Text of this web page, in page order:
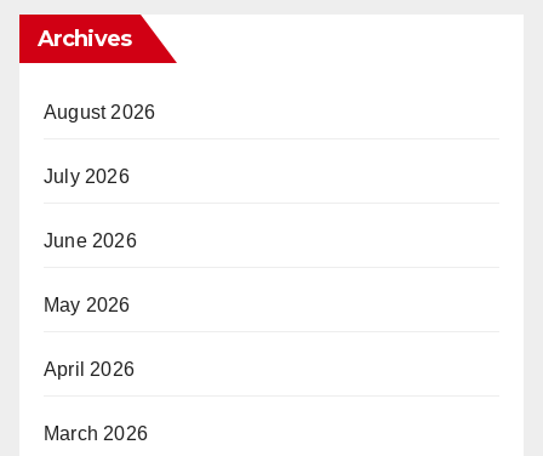
Archives
August 2026
July 2026
June 2026
May 2026
April 2026
March 2026